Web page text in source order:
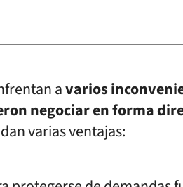
avarios
negociar en forma
varias ventajas: